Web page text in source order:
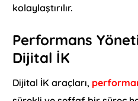
kolaylaştırılır.
Performans
Dijital İK
Dijital İK araçları,